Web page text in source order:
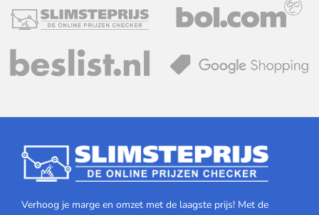
Verhoog je marge en omzet met de laagste prijs! Met de